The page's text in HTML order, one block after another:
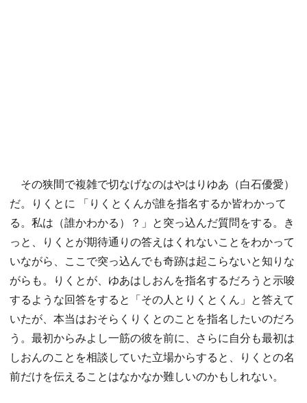
その狭間で複雑で切なげなのはやはりゆあ（白石優愛）
だ。りくとに 「りくとくんが誰を指名するか皆わかって
る。私は（誰かわかる）？」と突っ込んだ質問をする。き
っと、りくとが期待通りの答えはくれないことをわかって
いながら、ここで突っ込んでも奇跡は起こらないと知りな
がらも。りくとが、ゆあはしおんを指名するだろうと示唆
するような回答をすると「その人とりくとくん」と答えて
いたが、本当はおそらくりくとのことを指名したいのだろ
う。最初からみよし一筋の彼を前に、さらに自分も最初は
しおんのことを相談していた立場からすると、りくとの名
前だけを伝えることはなかなか難しいのかもしれない。